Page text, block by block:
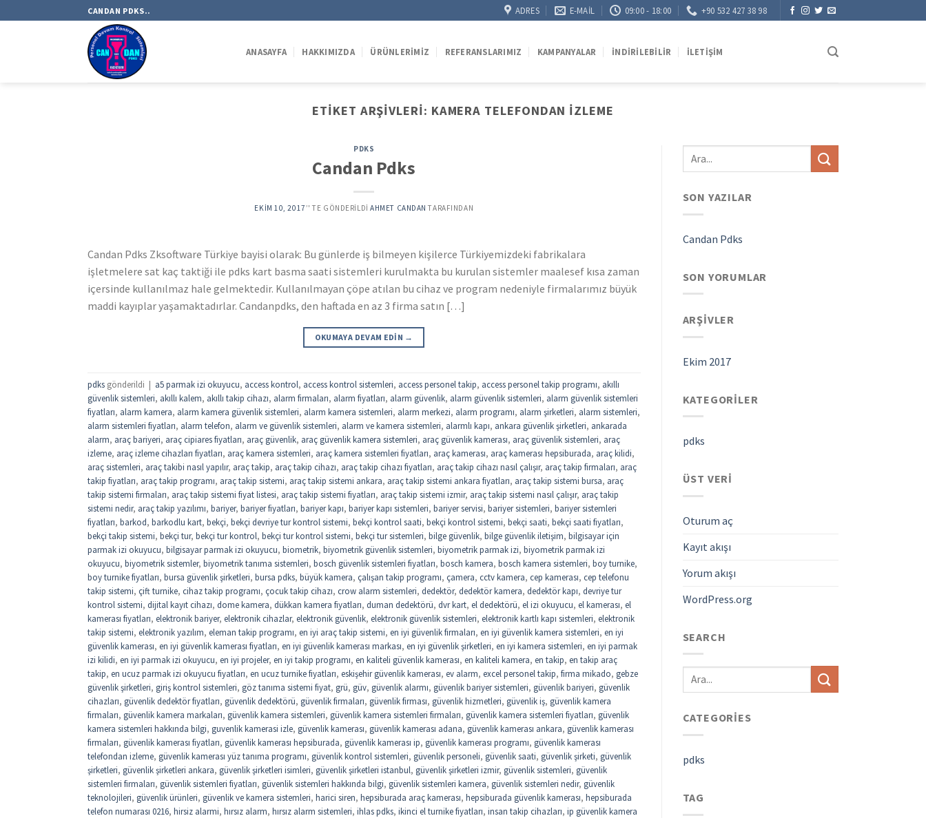
to
CANDAN PDKS.. ADRES E-MAIL 09:00 - 18:00 +90 532 427 38 98
ANASAYFA HAKKIMIZDA ÜRÜNLERIMIZ REFERANSLARIMIZ KAMPANYALAR İNDIRILEBILIR İLETIŞIM
ETIKET ARŞIVLERI: KAMERA TELEFONDAN IZLEME
PDKS
Candan Pdks
EKIM 10, 2017’' TE GÖNDERILDI AHMET CANDAN TARAFINDAN
Candan Pdks Zksoftware Türkiye bayisi olarak: Bu günlerde iş bilmeyen kişilerce Türkiyemizdeki fabrikalara
işletmelere sat kaç taktiği ile pdks kart basma saati sistemleri kurulmakta bu kurulan sistemler maalesef kısa zaman
içersinde kullanılmaz hale gelmektedir. Kullanılmayan çöpe atılan bu cihaz ve program nedeniyle firmalarımız büyük
maddi kayıplar yaşamaktadırlar. Candanpdks, den haftada en az 3 firma satın […]
OKUMAYA DEVAM EDIN →
pdks gönderildi | a5 parmak izi okuyucu, access kontrol, access kontrol sistemleri, access personel takip, access personel takip programı, akıllı
güvenlik sistemleri, akıllı kalem, akıllı takip cihazı, alarm firmaları, alarm fiyatları, alarm güvenlik, alarm güvenlik sistemleri, alarm güvenlik sistemleri
fiyatları, alarm kamera, alarm kamera güvenlik sistemleri, alarm kamera sistemleri, alarm merkezi, alarm programı, alarm şirketleri, alarm sistemleri,
alarm sistemleri fiyatları, alarm telefon, alarm ve güvenlik sistemleri, alarm ve kamera sistemleri, alarmlı kapı, ankara güvenlik şirketleri, ankarada
alarm, araç bariyeri, araç cipiares fiyatları, araç güvenlik, araç güvenlik kamera sistemleri, araç güvenlik kamerası, araç güvenlik sistemleri, araç
izleme, araç izleme cihazları fiyatları, araç kamera sistemleri, araç kamera sistemleri fiyatları, araç kamerası, araç kamerası hepsiburada, araç kilidi,
araç sistemleri, araç takibi nasıl yapılır, araç takip, araç takip cihazı, araç takip cihazı fiyatları, araç takip cihazı nasıl çalışır, araç takip firmaları, araç
takip fiyatları, araç takip programı, araç takip sistemi, araç takip sistemi ankara, araç takip sistemi ankara fiyatları, araç takip sistemi bursa, araç
takip sistemi firmaları, araç takip sistemi fiyat listesi, araç takip sistemi fiyatları, araç takip sistemi izmir, araç takip sistemi nasıl çalışır, araç takip
sistemi nedir, araç takip yazılımı, bariyer, bariyer fiyatları, bariyer kapı, bariyer kapı sistemleri, bariyer servisi, bariyer sistemleri, bariyer sistemleri
fiyatları, barkod, barkodlu kart, bekçi, bekçi devriye tur kontrol sistemi, bekçi kontrol saati, bekçi kontrol sistemi, bekçi saati, bekçi saati fiyatları,
bekçi takip sistemi, bekçi tur, bekçi tur kontrol, bekçi tur kontrol sistemi, bekçi tur sistemleri, bilge güvenlik, bilge güvenlik iletişim, bilgisayar için
parmak izi okuyucu, bilgisayar parmak izi okuyucu, biometrik, biyometrik güvenlik sistemleri, biyometrik parmak izi, biyometrik parmak izi
okuyucu, biyometrik sistemler, biyometrik tanıma sistemleri, bosch güvenlik sistemleri fiyatları, bosch kamera, bosch kamera sistemleri, boy turnike,
boy turnike fiyatları, bursa güvenlik şirketleri, bursa pdks, büyük kamera, çalışan takip programı, çamera, cctv kamera, cep kamerası, cep telefonu
takip sistemi, çift turnike, cihaz takip programı, çocuk takip cihazı, crow alarm sistemleri, dedektör, dedektör kamera, dedektör kapı, devriye tur
kontrol sistemi, dijital kayıt cihazı, dome kamera, dükkan kamera fiyatları, duman dedektörü, dvr kart, el dedektörü, el izi okuyucu, el kamerası, el
kamerası fiyatları, elektronik bariyer, elektronik cihazlar, elektronik güvenlik, elektronik güvenlik sistemleri, elektronik kartlı kapı sistemleri, elektronik
takip sistemi, elektronik yazılım, eleman takip programı, en iyi araç takip sistemi, en iyi güvenlik firmaları, en iyi güvenlik kamera sistemleri, en iyi
güvenlik kamerası, en iyi güvenlik kamerası fiyatları, en iyi güvenlik kamerası markası, en iyi güvenlik şirketleri, en iyi kamera sistemleri, en iyi parmak
izi kilidi, en iyi parmak izi okuyucu, en iyi projeler, en iyi takip programı, en kaliteli güvenlik kamerası, en kaliteli kamera, en takip, en takip araç
takip, en ucuz parmak izi okuyucu fiyatları, en ucuz turnike fiyatları, eskişehir güvenlik kamerası, ev alarm, excel personel takip, firma mikado, gebze
güvenlik şirketleri, giriş kontrol sistemleri, göz tanıma sistemi fiyat, grü, güv, güvenlik alarmı, güvenlik bariyer sistemleri, güvenlik bariyeri, güvenlik
cihazları, güvenlik dedektör fiyatları, güvenlik dedektörü, güvenlik firmaları, güvenlik firması, güvenlik hizmetleri, güvenlik iş, güvenlik kamera
firmaları, güvenlik kamera markaları, güvenlik kamera sistemleri, güvenlik kamera sistemleri firmaları, güvenlik kamera sistemleri fiyatları, güvenlik
kamera sistemleri hakkında bilgi, guvenlik kamerasi izle, güvenlik kamerası, güvenlik kamerası adana, güvenlik kamerası ankara, güvenlik kamerası
firmaları, güvenlik kamerası fiyatları, güvenlik kamerası hepsiburada, güvenlik kamerası ip, güvenlik kamerası programı, güvenlik kamerası
telefondan izleme, güvenlik kamerası yüz tanıma programı, güvenlik kontrol sistemleri, güvenlik personeli, güvenlik saati, güvenlik şirketi, güvenlik
şirketleri, güvenlik şirketleri ankara, güvenlik şirketleri isimleri, güvenlik şirketleri istanbul, güvenlik şirketleri izmir, güvenlik sistemleri, güvenlik
sistemleri firmaları, güvenlik sistemleri fiyatları, güvenlik sistemleri hakkında bilgi, güvenlik sistemleri kamera, güvenlik sistemleri nedir, güvenlik
teknolojileri, güvenlik ürünleri, güvenlik ve kamera sistemleri, harici siren, hepsiburada araç kamerası, hepsiburada güvenlik kamerası, hepsiburada
telefon numarası 0216, hirsiz alarmi, hırsız alarm, hırsız alarm sistemleri, ihlas pdks, ikinci el turnike fiyatları, insan takip cihazları, ip güvenlik kamera
SON YAZILAR
Candan Pdks
SON YORUMLAR
ARŞIVLER
Ekim 2017
KATEGORILER
pdks
ÜST VERI
Oturum aç
Kayıt akışı
Yorum akışı
WordPress.org
SEARCH
CATEGORIES
pdks
TAG